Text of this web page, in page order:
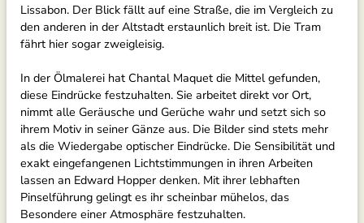
Lissabon. Der Blick fällt auf eine Straße, die im Vergleich zu
den anderen in der Altstadt erstaunlich breit ist. Die Tram
fährt hier sogar zweigleisig.
In der Ölmalerei hat Chantal Maquet die Mittel gefunden,
diese Eindrücke festzuhalten. Sie arbeitet direkt vor Ort,
nimmt alle Geräusche und Gerüche wahr und setzt sich so
ihrem Motiv in seiner Gänze aus. Die Bilder sind stets mehr
als die Wiedergabe optischer Eindrücke. Die Sensibilität und
exakt eingefangenen Lichtstimmungen in ihren Arbeiten
lassen an Edward Hopper denken. Mit ihrer lebhaften
Pinselführung gelingt es ihr scheinbar mühelos, das
Besondere einer Atmosphäre festzuhalten.